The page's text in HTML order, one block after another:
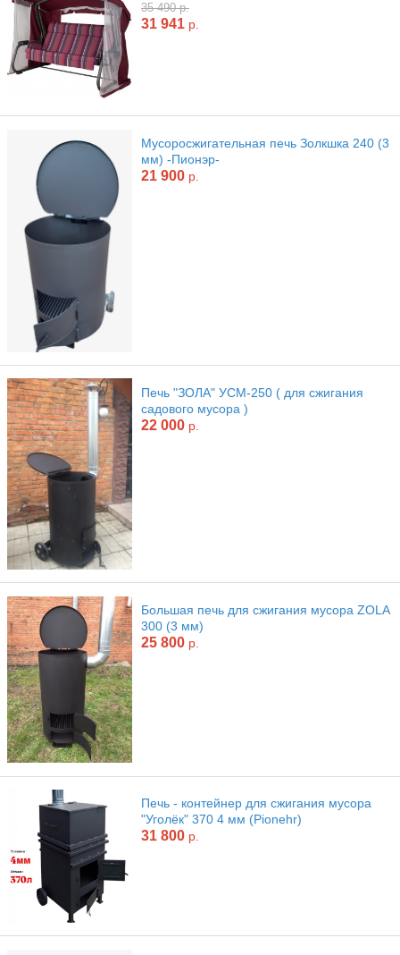
35 490 р.
31 941 р.
Мусоросжигательная печь Золкшка 240 (3
мм) -Пионэр-
21 900 р.
Печь "ЗОЛА" УСМ-250 ( для сжигания
садового мусора )
22 000 р.
Большая печь для сжигания мусора ZOLA
300 (3 мм)
25 800 р.
Печь - контейнер для сжигания мусора
"Уголёк" 370 4 мм (Pionehr)
31 800 р.